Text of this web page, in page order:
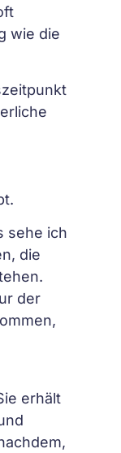
wie die
sehe ich
die
der
erhält